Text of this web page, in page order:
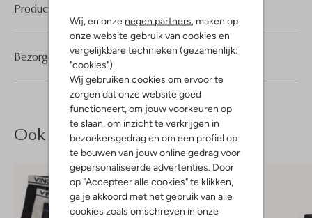
Wij, en onze negen partners , maken op
onze website gebruik van cookies en
vergelijkbare technieken (gezamenlijk:
"cookies").
Wij gebruiken cookies om ervoor te
zorgen dat onze website goed
functioneert, om jouw voorkeuren op
te slaan, om inzicht te verkrijgen in
bezoekersgedrag en om een profiel op
te bouwen van jouw online gedrag voor
gepersonaliseerde advertenties. Door
op "Accepteer alle cookies" te klikken,
ga je akkoord met het gebruik van alle
cookies zoals omschreven in onze
Product informatie
Bezorgen & retourneren
Ook iets voor jou?